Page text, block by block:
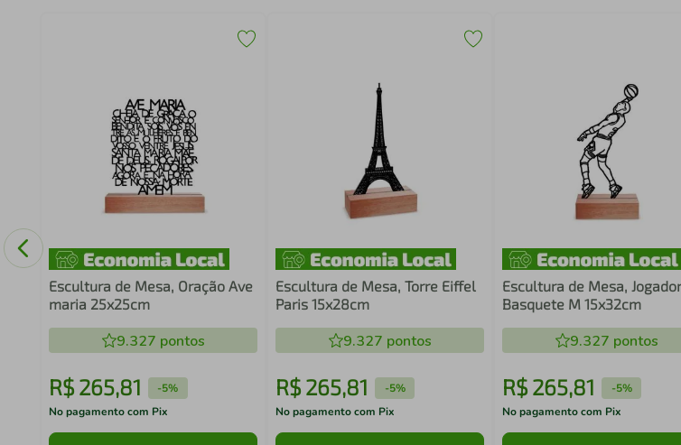
Escultura de Mesa, Oração Ave
maria 25x25cm
9.327 pontos
R$ 265,81 -5%
No pagamento com Pix
Escultura de Mesa, Torre Eiffel
Paris 15x28cm
9.327 pontos
R$ 265,81 -5%
No pagamento com Pix
Escultura de Mesa,
Basquete M 15x32cm
9.327 pontos
R$265,81 -5%
No pagamento com Pix